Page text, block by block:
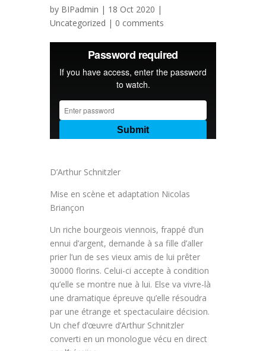
by BIPadmin | 18 Oct 2020 |
Uncategorized | 0 comments
D’Arthur Schnitzler
Mise en scène et adaptation Nicolas
Briançon
Un riche bourgeois viennois, frappé d’un
ennui d’argent, demande à sa fille d’aller
prier l’un de ses vieux amis de lui prêter
30000 florins. Celui-ci accepte à condition
qu’elle se montre nue à lui. Else va vivre-là
une dramatique épreuve qu’elle résoudra
par une étrange et spectaculaire décision.
Un chef d’œuvre d’Arthur Schnitzler
converti en un monologue vécu en direct